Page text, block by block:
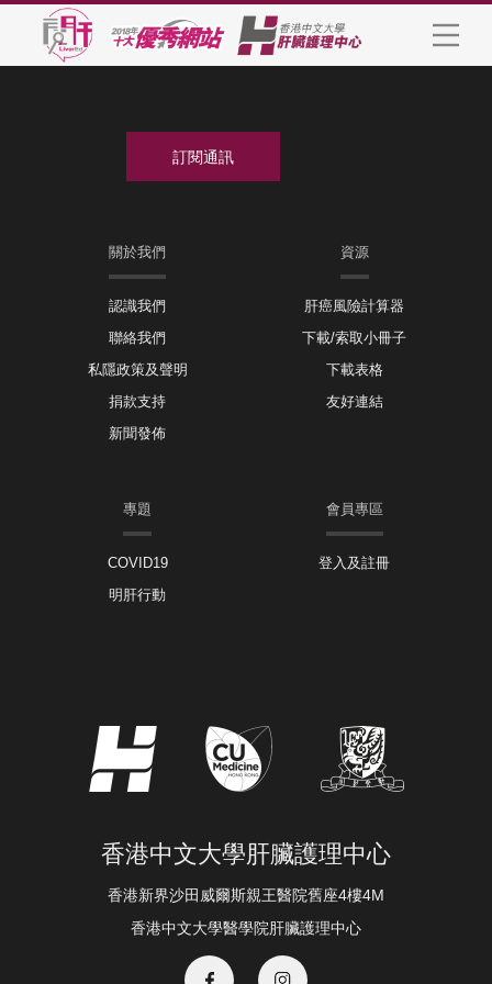
關於我們
認識我們
聯絡我們
私隱政策及聲明
捐款支持
新聞發佈
資源
肝癌風險計算器
下載/索取小冊子
下載表格
友好連結
專題
COVID19
明肝行動
會員專區
登入及註冊
香港中文大學肝臟護理中心
香港新界沙田威爾斯親王醫院舊座4樓4M
香港中文大學醫學院肝臟護理中心